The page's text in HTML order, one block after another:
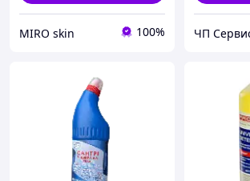
MIRO skin 100%